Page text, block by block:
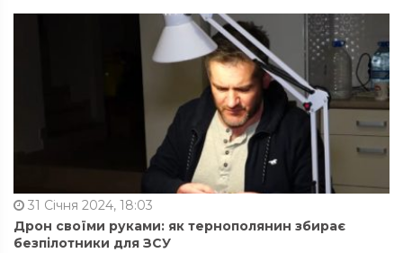
31 Січня 2024, 18:03
Дрон своїми руками: як тернополянин збирає
безпілотники для ЗСУ